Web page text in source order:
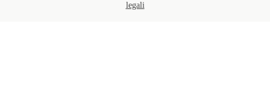
legali